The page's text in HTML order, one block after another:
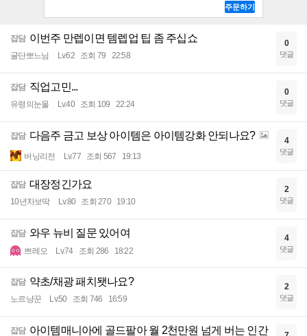
잡담 이번주 만렙이면 템렙업 팁 좀 주십쇼
굴단뽀느님 Lv.62 조회 79 22:58
0
댓글
잡담 직업고민...
유령의눈물 Lv.40 조회 109 22:24
0
댓글
잡담 다음주 금고 보상 아이템은 아이템강화 안되나요?
버닝리전 Lv.77 조회 567 19:13
4
댓글
잡담 대장정긴가요
10년차보딱 Lv.80 조회 270 19:10
2
댓글
잡담 와우 뉴비 질문 있어여
쁘레오 Lv.74 조회 286 18:22
4
댓글
잡담 약초/채광 패치됏나요?
노르냥꾼 Lv.50 조회 746 16:59
2
댓글
잡담 아이템매니아에 골드팔아 월 2천만원 넘게 버는 인간